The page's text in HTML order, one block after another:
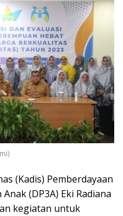
(Kadis) Pemberdayaan
(DP3A) Eki Radiana
kegiatan untuk